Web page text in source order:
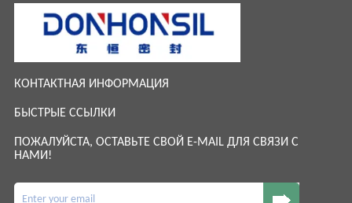
КОНТАКТНАЯ ИНФОРМАЦИЯ
БЫСТРЫЕ ССЫЛКИ
ПОЖАЛУЙСТА, ОСТАВЬТЕ СВОЙ E-MAIL ДЛЯ СВЯЗИ С
НАМИ!